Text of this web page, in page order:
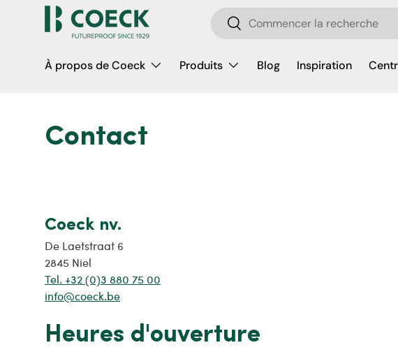
Aller au contenu Recherche
Rechercher
À propos de Coeck Produits Blog Inspiration
Contact
Coeck nv.
De Laetstraat 6
2845 Niel
Tel. +32 (0)3 880 75 00
info@coeck.be
Heures d'ouverture